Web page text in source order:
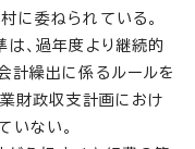
に委ねられている。
は、過年度より継続的
計繰出に係るルールを
財政収支計画におけ
いない。